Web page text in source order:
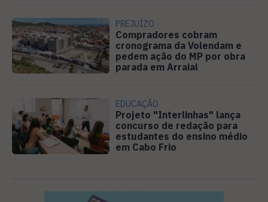
PREJUÍZO
Compradores cobram
cronograma da Volendam e
pedem ação do MP por obra
parada em Arraial
EDUCAÇÃO
Projeto "Interlinhas" lança
concurso de redação para
estudantes do ensino médio
em Cabo Frio